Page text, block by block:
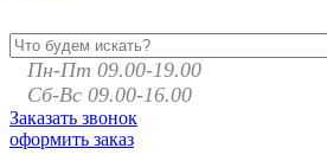
Пн-Пт 09.00-19.00
Сб-Вс 09.00-16.00
Заказать звонок
оформить заказ